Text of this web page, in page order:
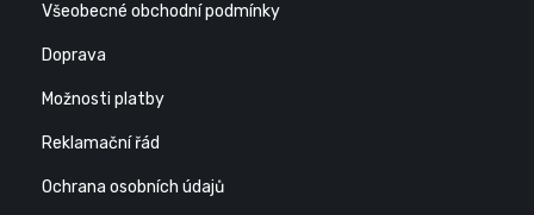
Všeobecné obchodní podmínky
Doprava
Možnosti platby
Reklamační řád
Ochrana osobních údajů